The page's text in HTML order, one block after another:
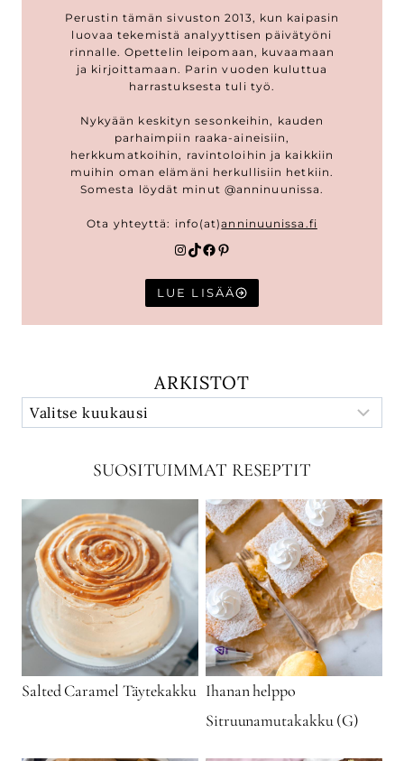
Perustin tämän sivuston 2013, kun kaipasin
luovaa tekemistä analyyttisen päivätyöni
rinnalle. Opettelin leipomaan, kuvaamaan
ja kirjoittamaan. Parin vuoden kuluttua
harrastuksesta tuli työ.
Nykyään keskityn sesonkeihin, kauden
parhaimpiin raaka-aineisiin,
herkkumatkoihin, ravintoloihin ja kaikkiin
muihin oman elämäni herkullisiin hetkiin.
Somesta löydät minut @anninuunissa.
Ota yhteyttä: info(at)anninuunissa.fi
Instagram
TikTok
Facebook
Pinterest
LUE LISÄÄ
ARKISTOT
SUOSITUIMMAT RESEPTIT
Salted Caramel Täytekakku Ihanan helppo
Sitruunamutakakku (G)